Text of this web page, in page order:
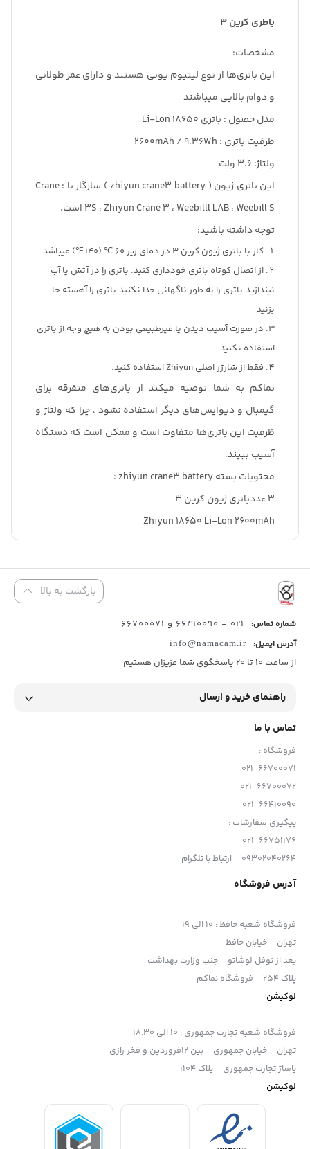
باطری کرین 3
مشخصات:
این باتری‌ها از نوع لیتیوم یونی هستند و دارای عمر طولانی
و دوام بالایی میباشند
مدل حصول : باتری 18650 Li-Lon
ظرفیت باتری : 2600mAh / 9.36Wh
ولتاژ: 3.6 ولت
این باتری ژیون ( zhiyun crane3 battery ) سازگار با : Crane
3S ، Zhiyun Crane 3 ، Weebilll LAB ، Weebill S است.
توجه داشته باشید:
کار با باتری ژیون کرین 3 در دمای زیر 60 ℃ (140 ℉) میباشد.
از اتصال کوتاه باتری خودداری کنید. باتری را در آتش یا آب
نیندازید.باتری را به طور ناگهانی جدا نکنید.باتری را آهسته جا
بزنید
در صورت آسیب دیدن یا غیرطبیعی بودن به هیچ وجه از باتری
استفاده نکنید.
فقط از شارژر اصلی Zhiyun استفاده کنید.
نماکم به شما توصیه میکند از باتری‌های متفرقه برای
گیمبال‌ و دیوایس‌های دیگر استفاده نشود ، چرا که ولتاژ و
ظرفیت این باتری‌ها متفاوت است و ممکن است که دستگاه
آسیب ببیند.
محتویات بسته zhiyun crane3 battery :
3 عددباتری ژیون کرین 3
Zhiyun 18650 Li-Lon 2600mAh
بازگشت به بالا
شماره تماس: 021 - 66410090 و 66700071
آدرس ایمیل: info@namacam.ir
از ساعت 10 تا 20 پاسخگوی شما عزیزان هستیم
راهنمای خرید و ارسال
تماس با ما
فروشگاه :
021-66700071
021-66700072
021-66410090
پیگیری سفارشات :
021-66751176
09302040264 – ارتباط با تلگرام
آدرس فروشگاه
فروشگاه شعبه حافظ: 10 الی 19
تهران – خیابان حافظ –
بعد از نوفل لوشاتو – جنب وزارت بهداشت –
پلاک 254 – فروشگاه نماکم –
لوکیشن
فروشگاه شعبه تجارت جمهوری : 10 الی 18.30
تهران – خیابان جمهوری – بین 12فروردین و فخر رازی
پاساژ تجارت جمهوری – پلاک 1104
لوکیشن